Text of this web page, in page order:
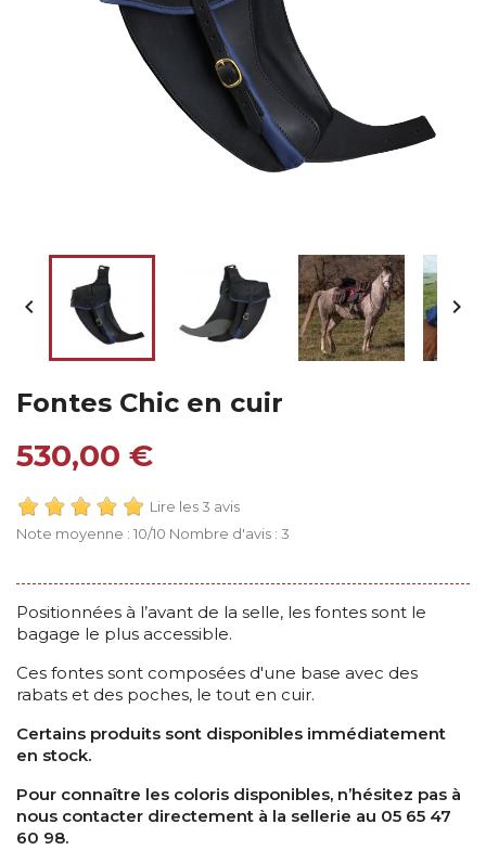
 
Fontes Chic en cuir
530,00 €
Lire les 3 avis
Note moyenne : 10/10 Nombre d'avis : 3
Positionnées à l’avant de la selle, les fontes sont le
bagage le plus accessible.
Ces fontes sont composées d'une base avec des
rabats et des poches, le tout en cuir.
Certains produits sont disponibles immédiatement
en stock.
Pour connaître les coloris disponibles, n’hésitez pas à
nous contacter directement à la sellerie au 05 65 47
60 98.